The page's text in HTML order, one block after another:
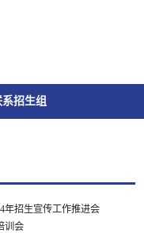
系招生组
年招生宣传工作推进会
训会